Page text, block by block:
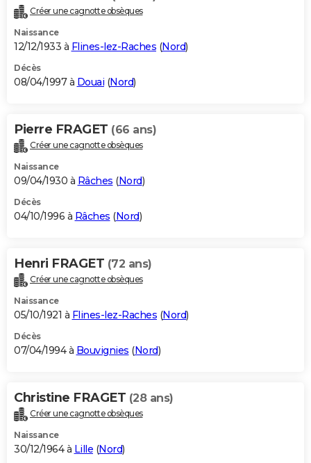
Créer une cagnotte obsèques
Naissance
12/12/1933 à Flines-lez-Raches (Nord)
Décès
08/04/1997 à Douai (Nord)
Pierre FRAGET (66 ans)
Créer une cagnotte obsèques
Naissance
09/04/1930 à Râches (Nord)
Décès
04/10/1996 à Râches (Nord)
Henri FRAGET (72 ans)
Créer une cagnotte obsèques
Naissance
05/10/1921 à Flines-lez-Raches (Nord)
Décès
07/04/1994 à Bouvignies (Nord)
Christine FRAGET (28 ans)
Créer une cagnotte obsèques
Naissance
30/12/1964 à Lille (Nord)